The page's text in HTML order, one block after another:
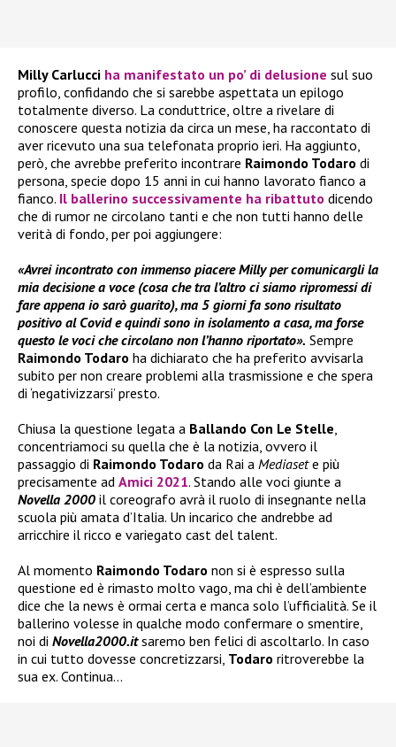
Milly Carlucci ha manifestato un po’ di delusione sul suo
profilo, confidando che si sarebbe aspettata un epilogo
totalmente diverso. La conduttrice, oltre a rivelare di
conoscere questa notizia da circa un mese, ha raccontato di
aver ricevuto una sua telefonata proprio ieri. Ha aggiunto,
però, che avrebbe preferito incontrare Raimondo Todaro di
persona, specie dopo 15 anni in cui hanno lavorato fianco a
fianco. Il ballerino successivamente ha ribattuto dicendo
che di rumor ne circolano tanti e che non tutti hanno delle
verità di fondo, per poi aggiungere:
«Avrei incontrato con immenso piacere Milly per comunicargli la
mia decisione a voce (cosa che tra l’altro ci siamo ripromessi di
fare appena io sarò guarito), ma 5 giorni fa sono risultato
positivo al Covid e quindi sono in isolamento a casa, ma forse
questo le voci che circolano non l’hanno riportato». Sempre
Raimondo Todaro ha dichiarato che ha preferito avvisarla
subito per non creare problemi alla trasmissione e che spera
di ‘negativizzarsi’ presto.
Chiusa la questione legata a Ballando Con Le Stelle,
concentriamoci su quella che è la notizia, ovvero il
passaggio di Raimondo Todaro da Rai a Mediasete più
precisamente ad Amici 2021. Stando alle voci giunte a
Novella 2000 il coreografo avrà il ruolo di insegnante nella
scuola più amata d’Italia. Un incarico che andrebbe ad
arricchire il ricco e variegato cast del talent.
Al momento Raimondo Todaro non si è espresso sulla
questione ed è rimasto molto vago, ma chi è dell’ambiente
dice che la news è ormai certa e manca solo l’ufficialità. Se il
ballerino volesse in qualche modo confermare o smentire,
noi di Novella2000.itsaremo ben felici di ascoltarlo. In caso
in cui tutto dovesse concretizzarsi, Todaro ritroverebbe la
sua ex. Continua…